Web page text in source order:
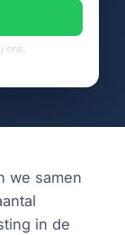
ons.
we samen
in de